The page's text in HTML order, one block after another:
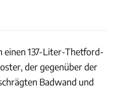
einen 137-Liter-Thetford-
der gegenüber der
Badwand und